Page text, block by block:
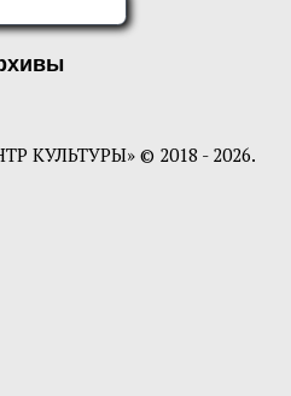
КУЛЬТУРЫ» © 2018 - 2026.